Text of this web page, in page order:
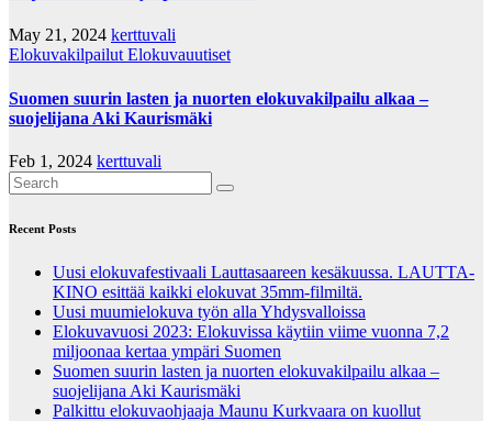
May 21, 2024 kerttuvali
Elokuvakilpailut Elokuvauutiset
Suomen suurin lasten ja nuorten elokuvakilpailu alkaa –
suojelijana Aki Kaurismäki
Feb 1, 2024 kerttuvali
Recent Posts
Uusi elokuvafestivaali Lauttasaareen kesäkuussa. LAUTTA-
KINO esittää kaikki elokuvat 35mm-filmiltä.
Uusi muumielokuva työn alla Yhdysvalloissa
Elokuvavuosi 2023: Elokuvissa käytiin viime vuonna 7,2
miljoonaa kertaa ympäri Suomen
Suomen suurin lasten ja nuorten elokuvakilpailu alkaa –
suojelijana Aki Kaurismäki
Palkittu elokuvaohjaaja Maunu Kurkvaara on kuollut